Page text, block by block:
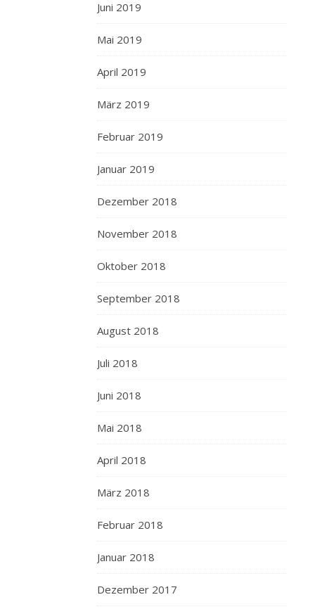
Juni 2019
Mai 2019
April 2019
März 2019
Februar 2019
Januar 2019
Dezember 2018
November 2018
Oktober 2018
September 2018
August 2018
Juli 2018
Juni 2018
Mai 2018
April 2018
März 2018
Februar 2018
Januar 2018
Dezember 2017